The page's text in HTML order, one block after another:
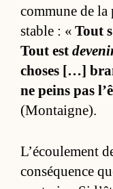
com­mune de la
stable : « Tout
Tout est
choses […]
ne peins pas
(Mon­tai­gne).
L’écou­le­ment
consé­quence